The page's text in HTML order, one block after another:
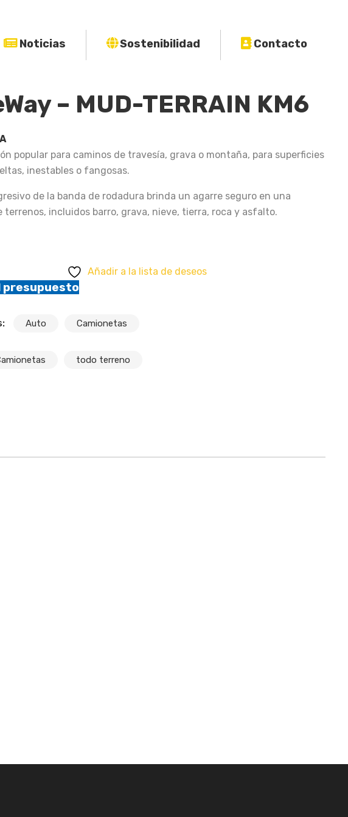
Noticias Sostenibilidad Contacto
– MUD-TERRAIN KM6
popular para caminos de travesía, grava o montaña, para superficies
inestables o fangosas.
de la banda de rodadura brinda un agarre seguro en una
terrenos, incluidos barro, grava, nieve, tierra, roca y asfalto.
Añadir a la lista de deseos
presupuesto
Auto Camionetas
todo terreno